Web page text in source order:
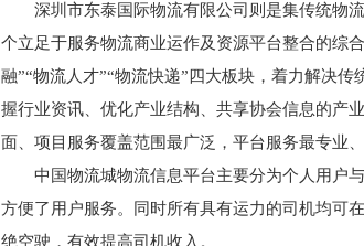
深圳市东泰国际物流有限公司则是集传统物
个立足于服务物流商业运作及资源平台整合的综
融”“物流人才”“物流快递”四大板块，着力解决
握行业资讯、优化产业结构、共享协会信息的产
面、项目服务覆盖范围最广泛，平台服务最专业
中国物流城物流信息平台主要分为个人用户
方便了用户服务。同时所有具有运力的司机均可
绝空驶，有效提高司机收入。